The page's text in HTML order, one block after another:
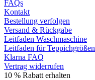
FAQs
Kontakt
Bestellung verfolgen
Versand & Rückgabe
Leitfaden Waschmaschine
Leitfaden für Teppichgrößen
Klarna FAQ
Vertrag widerrufen
10 % Rabatt erhalten